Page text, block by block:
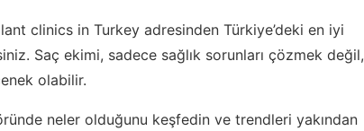
clinics in Turkey adresinden Türkiye’deki en iyi
Saç ekimi, sadece sağlık sorunları çözmek değil,
olabilir.
neler olduğunu keşfedin ve trendleri yakından